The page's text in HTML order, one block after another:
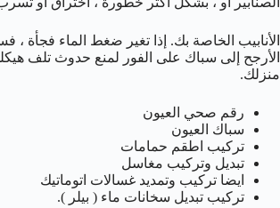
الأنابيب الخاصة بك. إذا تغير ضغط الماء فجأة ،
الأرجح إلى سباك على الفور لمنع حدوث تلف
منزلك.
رقم صحي العيون
سباك العيون
تركيب اطقم حمامات
تبديل وتركيب مغاسل
ايضا تركيب وتمديد غسالات اتوماتيك
تركيب تبديل سخانات ماء ( بيلر ).